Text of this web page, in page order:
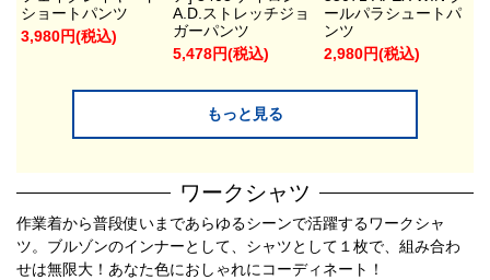
ショートパンツ
3,980円(税込)
A.D.ストレッチジョ
ガーパンツ
5,478円(税込)
ールパラシュートパ
ンツ
2,980円(税込)
もっと見る
ワークシャツ
作業着から普段使いまであらゆるシーンで活躍するワークシャ
ツ。ブルゾンのインナーとして、シャツとして１枚で、組み合わ
せは無限大！あなた色におしゃれにコーディネート！